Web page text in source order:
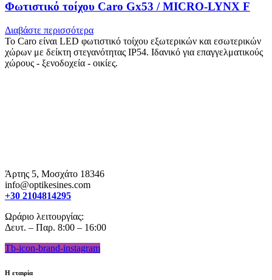
Φωτιστικό τοίχου Caro Gx53 / MICRO-LYNX F
Διαβάστε περισσότερα
Το Caro είναι LED φωτιστικό τοίχου εξωτερικών και εσωτερικών
χώρων με δείκτη στεγανότητας IP54. Ιδανικό για επαγγελματικούς
χώρους - ξενοδοχεία - οικίες.
Άρτης 5, Μοσχάτο 18346
info@optikesines.com
+30 2104814295
Ωράριο λειτουργίας:
Δευτ. – Παρ. 8:00 – 16:00
Tb-icon-brand-instagram
Η εταιρία